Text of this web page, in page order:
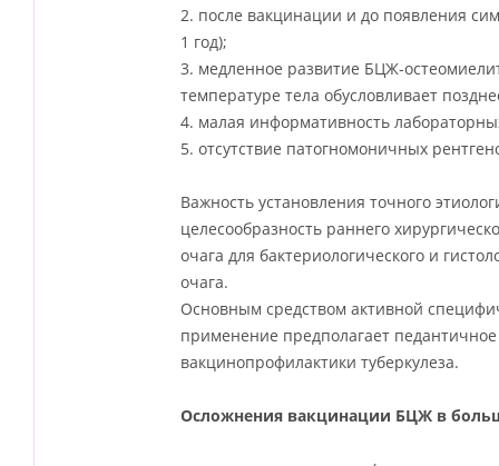
2. после вакцинации и до появления
1 год);
3. медленное развитие БЦЖ-
температуре тела обусловливает
4. малая информативность
5. отсутствие патогномоничных
Важность установления точного
целесообразность раннего
очага для бактериологического и
очага.
Основным средством активной
применение предполагает
вакцинопрофилактики туберкулеза.
Осложнения вакцинации БЦЖ в